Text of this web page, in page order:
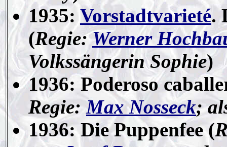
1935: Vorstadtvarieté.
(Regie:Werner
Volkssängerin Sophie)
1936: Poderoso
Regie:Max Nosseck;
1936: Die Puppenfee (